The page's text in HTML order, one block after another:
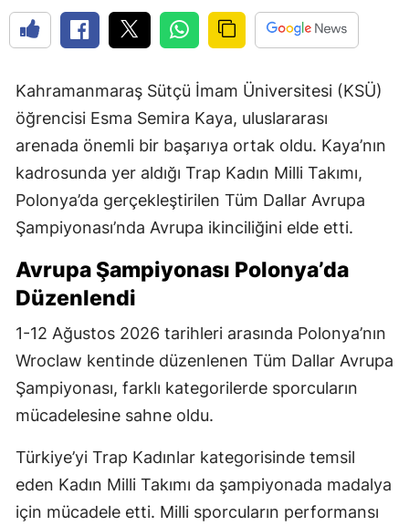
Kahramanmaraş Sütçü İmam Üniversitesi (KSÜ)
öğrencisi Esma Semira Kaya, uluslararası
arenada önemli bir başarıya ortak oldu. Kaya’nın
kadrosunda yer aldığı Trap Kadın Milli Takımı,
Polonya’da gerçekleştirilen Tüm Dallar Avrupa
Şampiyonası’nda Avrupa ikinciliğini elde etti.
Avrupa Şampiyonası Polonya’da
Düzenlendi
1-12 Ağustos 2026 tarihleri arasında Polonya’nın
Wroclaw kentinde düzenlenen Tüm Dallar Avrupa
Şampiyonası, farklı kategorilerde sporcuların
mücadelesine sahne oldu.
Türkiye’yi Trap Kadınlar kategorisinde temsil
eden Kadın Milli Takımı da şampiyonada madalya
için mücadele etti. Milli sporcuların performansı